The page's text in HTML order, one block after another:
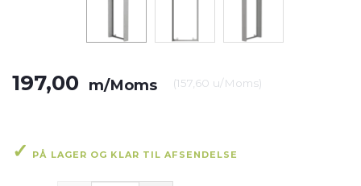
197,00 m/Moms (157,60 u/Moms)
PÅ LAGER OG KLAR TIL AFSENDELSE